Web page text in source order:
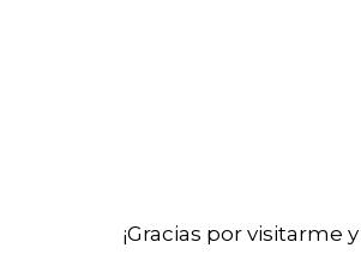
¡Gracias por visitarme